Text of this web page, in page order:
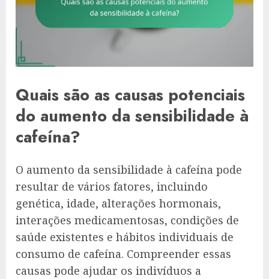
Quais são as causas potenciais
do aumento da sensibilidade à
cafeína?
O aumento da sensibilidade à cafeína pode
resultar de vários fatores, incluindo
genética, idade, alterações hormonais,
interações medicamentosas, condições de
saúde existentes e hábitos individuais de
consumo de cafeína. Compreender essas
causas pode ajudar os indivíduos a